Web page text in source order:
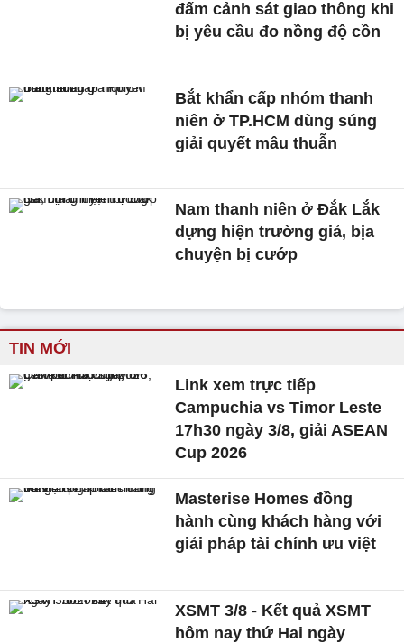
đấm cảnh sát giao thông khi
bị yêu cầu đo nồng độ cồn
Bắt khẩn cấp nhóm thanh
niên ở TP.HCM dùng súng
giải quyết mâu thuẫn
Nam thanh niên ở Đắk Lắk
dựng hiện trường giả, bịa
chuyện bị cướp
TIN MỚI
Link xem trực tiếp
Campuchia vs Timor Leste
17h30 ngày 3/8, giải ASEAN
Cup 2026
Masterise Homes đồng
hành cùng khách hàng với
giải pháp tài chính ưu việt
XSMT 3/8 - Kết quả XSMT
hôm nay thứ Hai ngày